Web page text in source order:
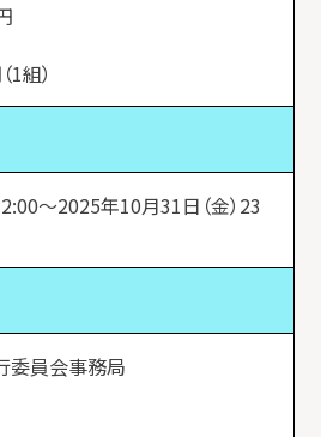
組）
～2025年10月31日（金）23
委員会事務局